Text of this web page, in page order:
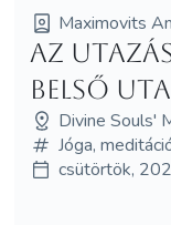
Maximovits
Az
belső
Divine Souls'
Jóga,
csütörtök,